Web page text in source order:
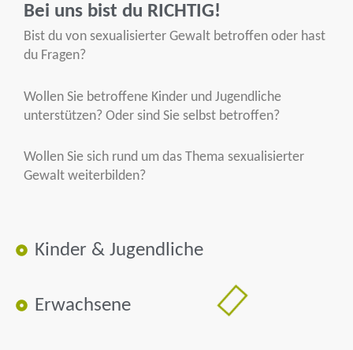
Bei uns bist du RICHTIG!
Bist du von sexualisierter Gewalt betroffen oder hast
du Fragen?
Wollen Sie betroffene Kinder und Jugendliche
unterstützen? Oder sind Sie selbst betroffen?
Wollen Sie sich rund um das Thema sexualisierter
Gewalt weiterbilden?
Kinder & Jugendliche
Erwachsene